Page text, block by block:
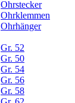
Ohrstecker
Ohrklemmen
Ohrhänger
Gr. 52
Gr. 50
Gr. 54
Gr. 56
Gr. 58